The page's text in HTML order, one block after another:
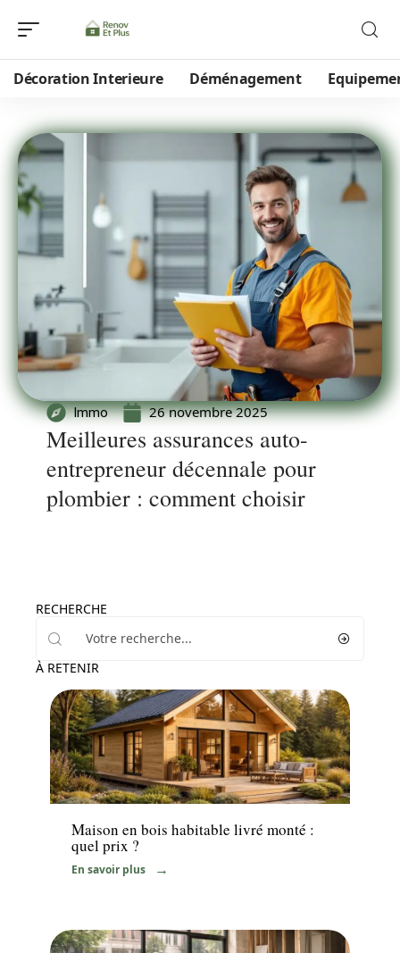
Décoration Interieure Déménagement
Immo 26 novembre 2025
Meilleures assurances auto-
entrepreneur décennale pour
plombier : comment choisir
RECHERCHE
À RETENIR
Maison
Maison en bois habitable livré monté :
quel prix ?
En savoir plus